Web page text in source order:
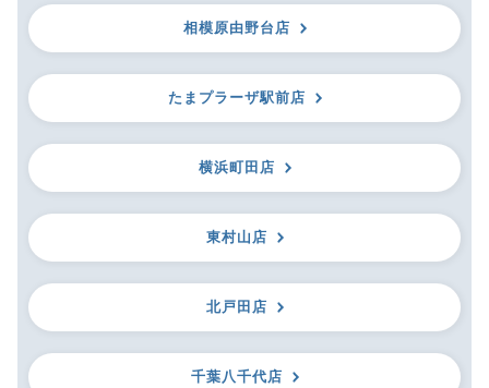
相模原由野台店
たまプラーザ駅前店
横浜町田店
東村山店
北戸田店
千葉八千代店